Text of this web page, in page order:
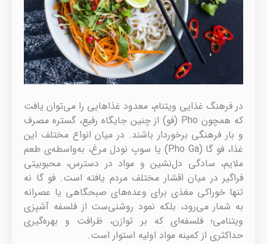
در فرهنگ غذایی ویتنام، معدود غذاهایی را می‌توان یافت
که همچون Pho (فو) از چنین جایگاه رفیع، گستره مصرف
و بار فرهنگی برخوردار باشند. در میان انواع مختلف این
غذا، فو گا (Pho Ga) یا سوپ نودل مرغ، به‌واسطه‌ی طعم
ملایم، سادگی دل‌نشین و مواد در دسترس، محبوبیتی
فراگیر در میان اقشار مختلف مردم یافته است. فو گا نه
تنها خوراکی مغذی برای وعده‌های صبحگاهی یا عصرانه
به شمار می‌رود، بلکه نمود روشنی‌ست از فلسفه آشپزی
ویتنامی؛ فلسفه‌ای که بر توازن، ظرافت و بهره‌گیری
حداکثری از کمینه مواد اولیه استوار است.